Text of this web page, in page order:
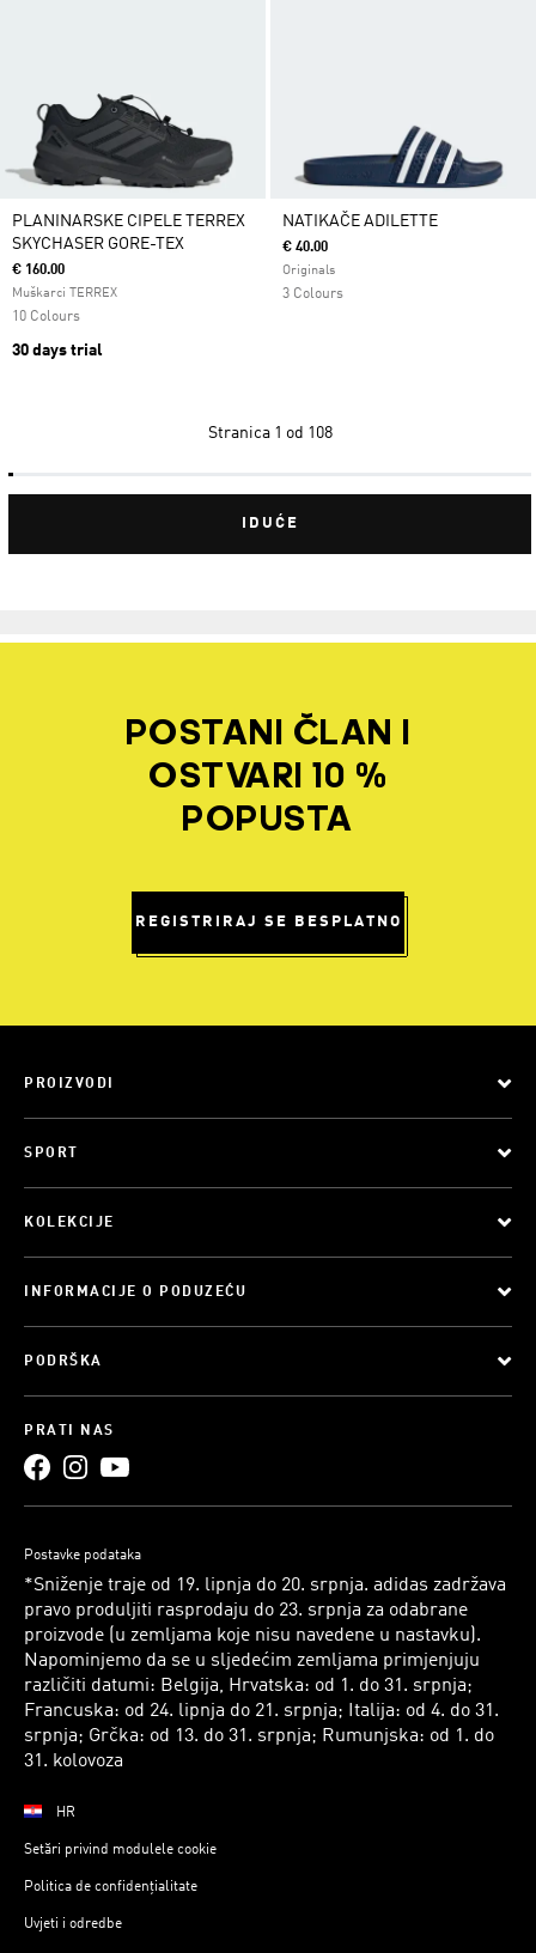
PLANINARSKE CIPELE TERREX
SKYCHASER GORE-TEX
€ 160.00
Muškarci TERREX
10 Colours
30 days trial
NATIKAČE ADILETTE
€ 40.00
Originals
3 Colours
Stranica 1 od 108
IDUĆE
POSTANI ČLAN I
OSTVARI 10 %
POPUSTA
REGISTRIRAJ SE BESPLATNO
PROIZVODI
SPORT
KOLEKCIJE
INFORMACIJE O PODUZEĆU
PODRŠKA
PRATI NAS
Postavke podataka
*Sniženje traje od 19. lipnja do 20. srpnja. adidas zadržava
pravo produljiti rasprodaju do 23. srpnja za odabrane
proizvode (u zemljama koje nisu navedene u nastavku).
Napominjemo da se u sljedećim zemljama primjenjuju
različiti datumi: Belgija, Hrvatska: od 1. do 31. srpnja;
Francuska: od 24. lipnja do 21. srpnja; Italija: od 4. do 31.
srpnja; Grčka: od 13. do 31. srpnja; Rumunjska: od 1. do
31. kolovoza
HR
Setări privind modulele cookie
Politica de confidențialitate
Uvjeti i odredbe